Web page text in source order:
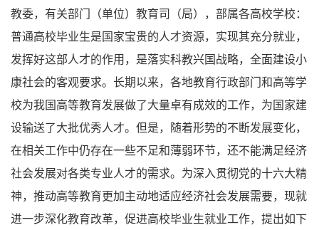
教委，有关部门（单位）教育司（局），部属各高校学校：
普通高校毕业生是国家宝贵的人才资源，实现其充分就业，
发挥好这部人才的作用，是落实科教兴国战略，全面建设小
康社会的客观要求。长期以来，各地教育行政部门和高等学
校为我国高等教育发展做了大量卓有成效的工作，为国家建
设输送了大批优秀人才。但是，随着形势的不断发展变化，
在相关工作中仍存在一些不足和薄弱环节，还不能满足经济
社会发展对各类专业人才的需求。为深入贯彻党的十六大精
神，推动高等教育更加主动地适应经济社会发展需要，现就
进一步深化教育改革，促进高校毕业生就业工作，提出如下